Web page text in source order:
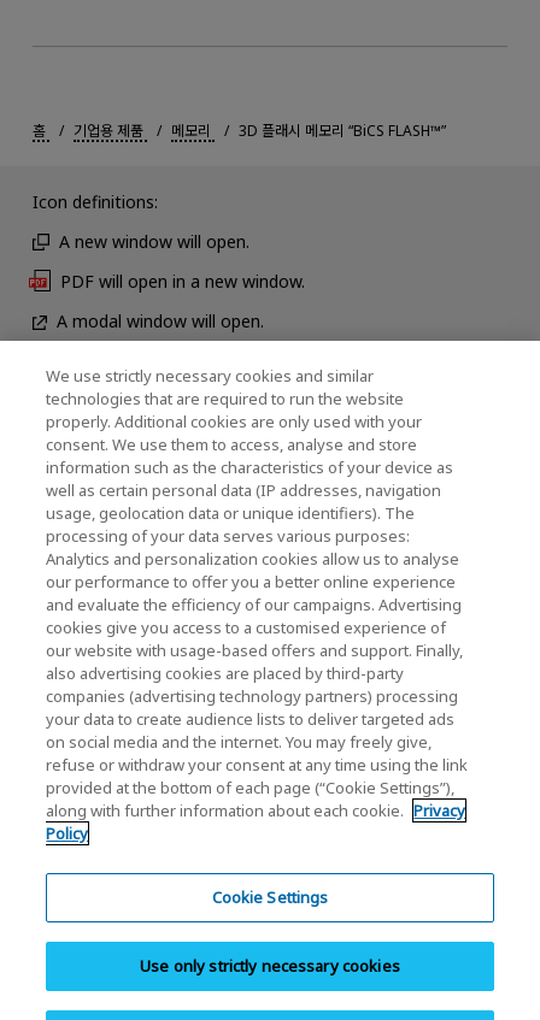
홈 기업용 제품 메모리 3D 플래시 메모리 “BiCS FLASH™”
Icon definitions:
A new window will open.
PDF will open in a new window.
A modal window will open.
뉴스
연락처
KIOXIA Holdings Corporation (기업 그룹 정보 / 투
자자 정보)
KIOXIA Holdings Corporation Home
투자자 정보
개인정보 처리방침
병행 수입 및 위조 제품
Site Map
We use strictly necessary cookies and similar
technologies that are required to run the website
properly. Additional cookies are only used with your
consent. We use them to access, analyse and store
information such as the characteristics of your device as
well as certain personal data (IP addresses, navigation
usage, geolocation data or unique identifiers). The
processing of your data serves various purposes:
Analytics and personalization cookies allow us to analyse
our performance to offer you a better online experience
and evaluate the efficiency of our campaigns. Advertising
cookies give you access to a customised experience of
our website with usage-based offers and support. Finally,
also advertising cookies are placed by third-party
companies (advertising technology partners) processing
your data to create audience lists to deliver targeted ads
on social media and the internet. You may freely give,
refuse or withdraw your consent at any time using the link
provided at the bottom of each page (“Cookie Settings”),
along with further information about each cookie. Privacy
Policy
Cookie Settings
Use only strictly necessary cookies